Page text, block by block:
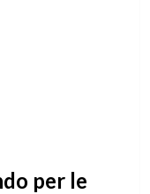
per le